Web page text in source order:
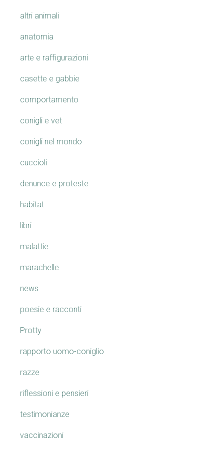
altri animali
anatomia
arte e raffigurazioni
casette e gabbie
comportamento
conigli e vet
conigli nel mondo
cuccioli
denunce e proteste
habitat
libri
malattie
marachelle
news
poesie e racconti
Protty
rapporto uomo-coniglio
razze
riflessioni e pensieri
testimonianze
vaccinazioni